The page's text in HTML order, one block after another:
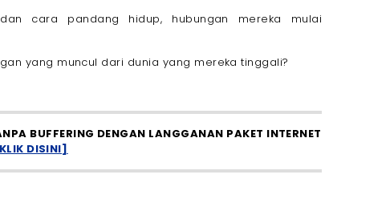
cara pandang hidup, hubungan mereka mulai
yang muncul dari dunia yang mereka tinggali?
BUFFERING DENGAN LANGGANAN PAKET INTERNET
DISINI]